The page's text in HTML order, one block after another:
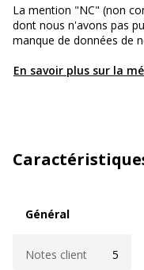
La mention "NC" (non
dont nous n'avons pas
manque de données de
En savoir plus sur la
Général
Notes client 5